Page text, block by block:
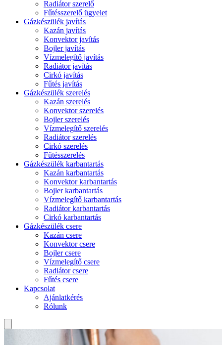
Radiátor szerelő
Fűtésszerelő ügyelet
Gázkészülék javítás
Kazán javítás
Konvektor javítás
Bojler javítás
Vízmelegítő javítás
Radiátor javítás
Cirkó javítás
Fűtés javítás
Gázkészülék szerelés
Kazán szerelés
Konvektor szerelés
Bojler szerelés
Vízmelegítő szerelés
Radiátor szerelés
Cirkó szerelés
Fűtésszerelés
Gázkészülék karbantartás
Kazán karbantartás
Konvektor karbantartás
Bojler karbantartás
Vízmelegítő karbantartás
Radiátor karbantartás
Cirkó karbantartás
Gázkészülék csere
Kazán csere
Konvektor csere
Bojler csere
Vízmelegítő csere
Radiátor csere
Fűtés csere
Kapcsolat
Ajánlatkérés
Rólunk